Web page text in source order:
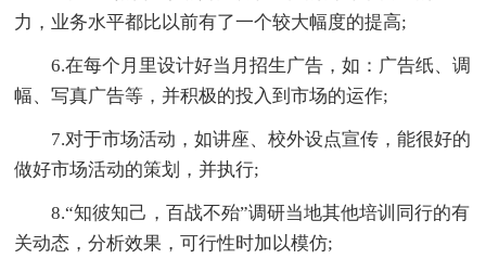
力，业务水平都比以前有了一个较大幅度的提高;
6.在每个月里设计好当月招生广告，如：广告纸、调
幅、写真广告等，并积极的投入到市场的运作;
7.对于市场活动，如讲座、校外设点宣传，能很好的
做好市场活动的策划，并执行;
8.“知彼知己，百战不殆”调研当地其他培训同行的有
关动态，分析效果，可行性时加以模仿;